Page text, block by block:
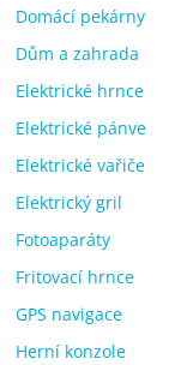
Domácí pekárny
Dům a zahrada
Elektrické hrnce
Elektrické pánve
Elektrické vařiče
Elektrický gril
Fotoaparáty
Fritovací hrnce
GPS navigace
Herní konzole